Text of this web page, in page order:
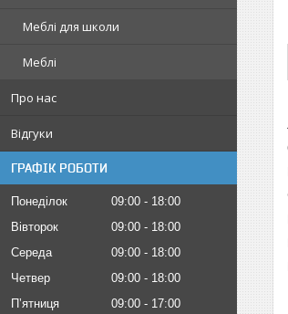
Меблі для школи
Меблі
Про нас
Відгуки
ГРАФІК РОБОТИ
Понеділок 09:00
18:00
Вівторок
09:00
18:00
Середа
09:00
18:00
Четвер
09:00
18:00
Пʼятниця
09:00
17:00